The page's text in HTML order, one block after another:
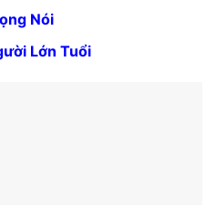
Nói
Lớn Tuổi